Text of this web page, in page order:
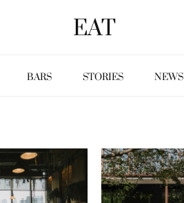
EAT
BARS STORIES NEWS